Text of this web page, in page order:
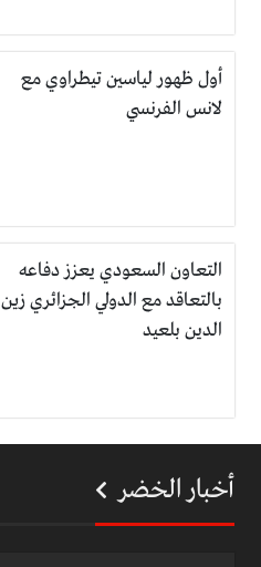
أول ظهور لياسين تيطراوي مع
لانس الفرنسي
التعاون السعودي يعزز دفاعه
بالتعاقد مع الدولي الجزائري زين
الدين بلعيد
أخبار الخضر